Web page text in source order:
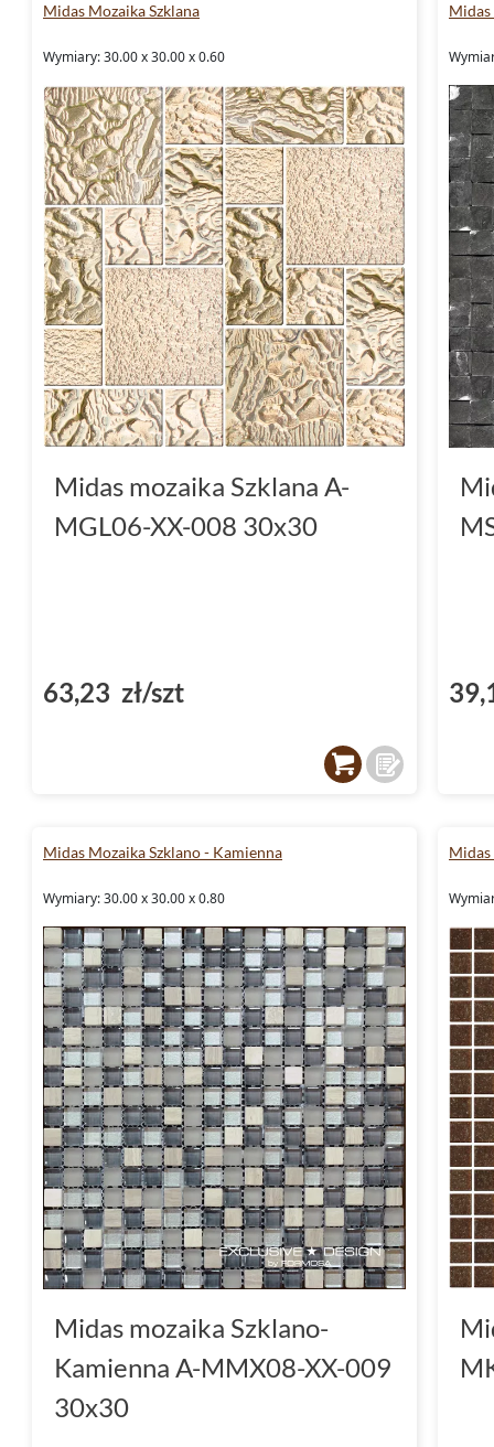
Midas Mozaika Szklana
Wymiary: 30.00 x 30.00 x 0.60
Midas mozaika Szklana A-
MGL06-XX-008 30x30
63,23 zł/szt
Midas Mozaika Szklano - Kamienna
Wymiary: 30.00 x 30.00 x 0.80
Midas mozaika Szklano-
Kamienna A-MMX08-XX-009
30x30